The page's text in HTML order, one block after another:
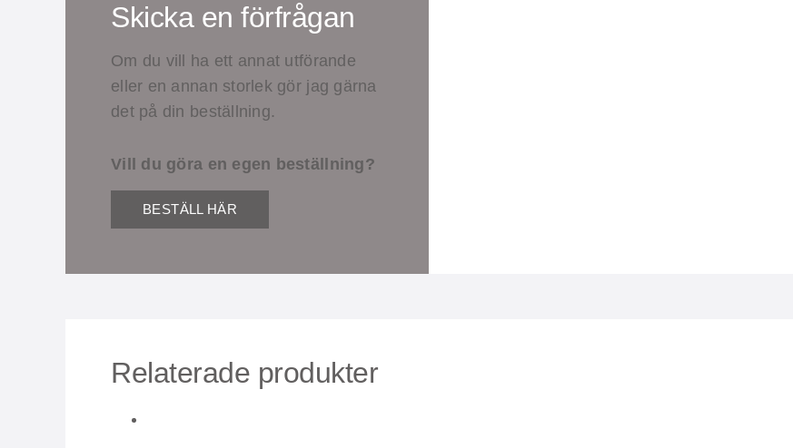
Skicka en förfrågan
Om du vill ha ett annat utförande
eller en annan storlek gör jag gärna
det på din beställning.
Vill du göra en egen beställning?
BESTÄLL HÄR
Relaterade produkter